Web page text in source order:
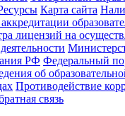
Карта сайта
лицензий на
РФ Федеральный
об
Противодействие
связь